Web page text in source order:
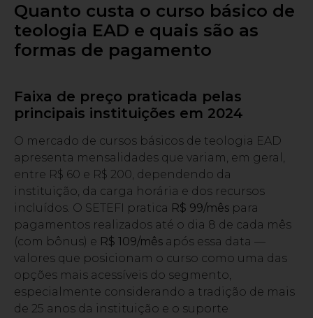
Quanto custa o curso básico de
teologia EAD e quais são as
formas de pagamento
Faixa de preço praticada pelas
principais instituições em 2024
O mercado de cursos básicos de teologia EAD
apresenta mensalidades que variam, em geral,
entre R$ 60 e R$ 200, dependendo da
instituição, da carga horária e dos recursos
incluídos. O SETEFI pratica R$ 99/mês para
pagamentos realizados até o dia 8 de cada mês
(com bônus) e R$ 109/mês após essa data —
valores que posicionam o curso como uma das
opções mais acessíveis do segmento,
especialmente considerando a tradição de mais
de 25 anos da instituição e o suporte